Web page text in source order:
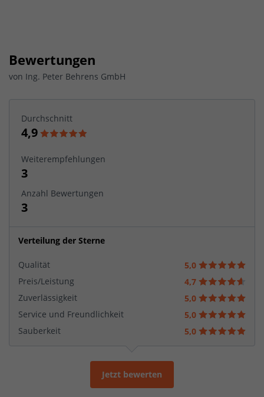
Bewertungen
von Ing. Peter Behrens GmbH
Durchschnitt
4,9
Weiterempfehlungen
3
Anzahl Bewertungen
3
Verteilung der Sterne
Qualität
5,0
Preis/Leistung
4,7
Zuverlässigkeit
5,0
Service und Freundlichkeit
5,0
Sauberkeit
5,0
Jetzt bewerten